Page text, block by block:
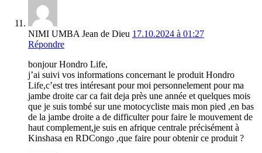
NIMI UMBA Jean de Dieu 17.10.2024 à 01:27
Répondre
bonjour Hondro Life,
j’ai suivi vos informations concernant le produit Hondro
Life,c’est tres intéresant pour moi personnelement pour ma
jambe droite car ca fait deja près une année et quelques mois
que je suis tombé sur une motocycliste mais mon pied ,en bas
de la jambe droite a de difficulter pour faire le mouvement de
haut complement,je suis en afrique centrale précisément à
Kinshasa en RDCongo ,que faire pour obtenir ce produit ?